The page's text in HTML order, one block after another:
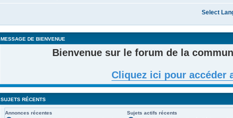
Select
MESSAGE DE BIENVENUE
Bienvenue sur le forum de la
Cliquez ici pour accéder
SUJETS RÉCENTS
Annonces récentes Sujets actifs récents